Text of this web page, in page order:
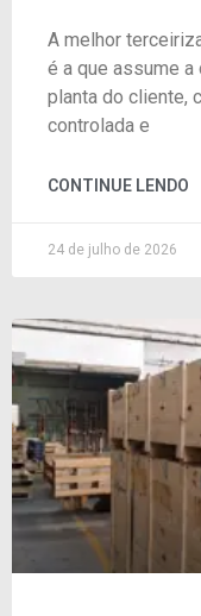
A melhor
é a que assume
planta do cliente,
controlada e
CONTINUE LENDO
24 de julho de 2026